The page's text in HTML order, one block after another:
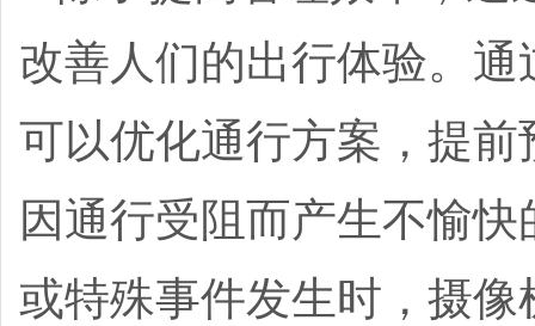
改善人们的出行体验。
可以优化通行方案，提
因通行受阻而产生不愉
或特殊事件发生时，摄